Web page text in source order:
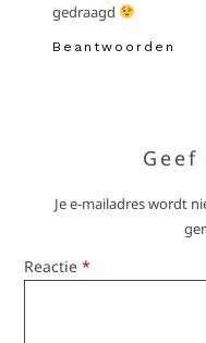
gedraagd
Beantwoorden
Je e-mailadres wordt
Reactie*